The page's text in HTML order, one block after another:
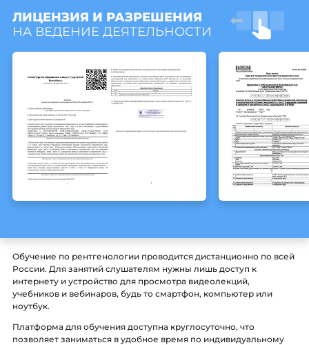
ЛИЦЕНЗИЯ И РАЗРЕШЕНИЯ
НА ВЕДЕНИЕ ДЕЯТЕЛЬНОСТИ
Обучение по рентгенологии проводится дистанционно по всей
России. Для занятий слушателям нужны лишь доступ к
интернету и устройство для просмотра видеолекций,
учебников и вебинаров, будь то смартфон, компьютер или
ноутбук.
Платформа для обучения доступна круглосуточно, что
позволяет заниматься в удобное время по индивидуальному